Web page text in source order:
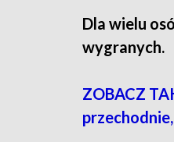
Dla wielu
wygranych.
ZOBACZ